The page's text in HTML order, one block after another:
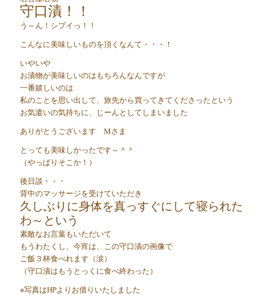
守口漬！！
う～ん！シブイっ！！
こんなに美味しいものを頂くなんて・・・！
いやいや
お漬物が美味しいのはもちろんなんですが
一番嬉しいのは
私のことを思い出して、旅先から買ってきてくださったという
お気遣いの気持ちに、じーんとしてしまいました
ありがとうございます Mさま
とっても美味しかったです～＾＾
（やっぱりそこか！）
後日談・・・
背中のマッサージを受けていただき
久しぶりに身体を真っすぐにして寝られた
わ～という
素敵なお言葉もいただいて
もうわたくし、今宵は、この守口漬の画像で
ご飯３杯食べれます（涙）
（守口漬はもうとっくに食べ終わった）
※写真はHPよりお借りいたしました